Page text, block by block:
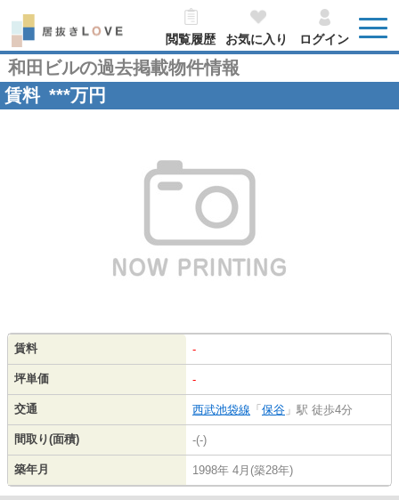
閲覧履歴 お気に入り ログイン
和田ビルの過去掲載物件情報
賃料 ***万円
賃料 -
坪単価 -
交通 西武池袋線 「 保谷 」駅 徒歩4分
間取り(面積) -(-)
築年月 1998年 4月(築28年)